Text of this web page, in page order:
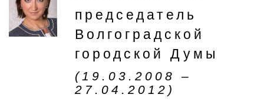
председатель
Волгоградской
городской Думы
(19.03.2008 –
27.04.2012)